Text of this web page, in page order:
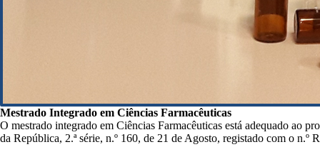
Mestrado Integrado em Ciências Farmacêuticas
O mestrado integrado em Ciências Farmacêuticas está adequado ao
da República, 2.ª série, n.º 160, de 21 de Agosto, registado com o n.º